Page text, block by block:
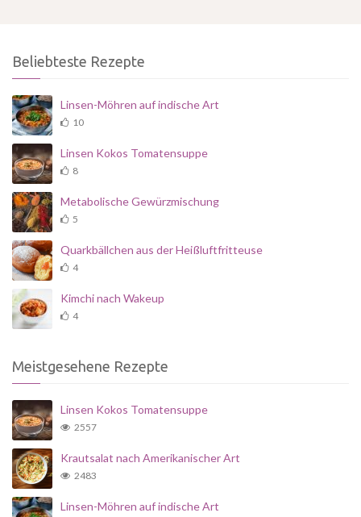
Beliebteste Rezepte
Linsen-Möhren auf indische Art
10
Linsen Kokos Tomatensuppe
8
Metabolische Gewürzmischung
5
Quarkbällchen aus der Heißluftfritteuse
4
Kimchi nach Wakeup
4
Meistgesehene Rezepte
Linsen Kokos Tomatensuppe
2557
Krautsalat nach Amerikanischer Art
2483
Linsen-Möhren auf indische Art